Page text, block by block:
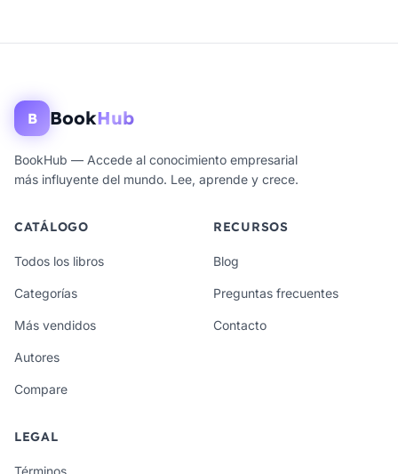
B BookHub
BookHub — Accede al conocimiento empresarial
más influyente del mundo. Lee, aprende y crece.
CATÁLOGO
Todos los libros
Categorías
Más vendidos
Autores
Compare
RECURSOS
Blog
Preguntas frecuentes
Contacto
LEGAL
Términos